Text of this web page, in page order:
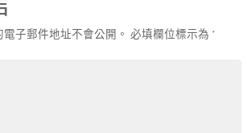
子郵件地址不會公開。 必填欄位標示為 *